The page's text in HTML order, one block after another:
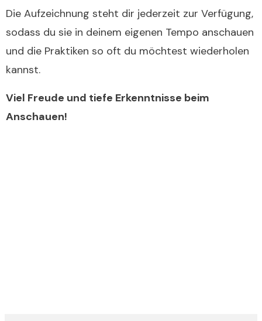
Die Aufzeichnung steht dir jederzeit zur Verfügung,
sodass du sie in deinem eigenen Tempo anschauen
und die Praktiken so oft du möchtest wiederholen
kannst.
Viel Freude und tiefe Erkenntnisse beim
Anschauen!